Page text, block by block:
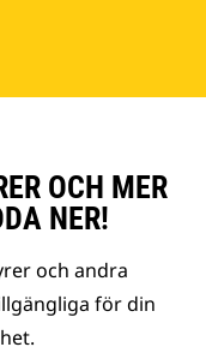
OCH MER
NER!
och andra
för din